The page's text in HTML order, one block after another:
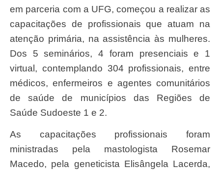
em parceria com a UFG, começou a realizar as
capacitações de profissionais que atuam na
atenção primária, na assistência às mulheres.
Dos 5 seminários, 4 foram presenciais e 1
virtual, contemplando 304 profissionais, entre
médicos, enfermeiros e agentes comunitários
de saúde de municípios das Regiões de
Saúde Sudoeste 1 e 2.
As capacitações profissionais foram
ministradas pela mastologista Rosemar
Macedo, pela geneticista Elisângela Lacerda,